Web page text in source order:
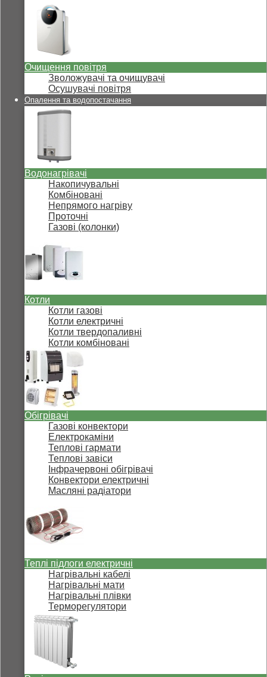
Очищення повітря
Зволожувачі та очищувачі
Осушувачі повітря
Опалення та водопостачання
Водонагрівачі
Накопичувальні
Комбіновані
Непрямого нагріву
Проточні
Газові (колонки)
Котли
Котли газові
Котли електричні
Котли твердопаливні
Котли комбіновані
Обігрівачі
Газові конвектори
Електрокаміни
Теплові гармати
Теплові завіси
Інфрачервоні обігрівачі
Конвектори електричні
Масляні радіатори
Теплі підлоги електричні
Нагрівальні кабелі
Нагрівальні мати
Нагрівальні плівки
Терморегулятори